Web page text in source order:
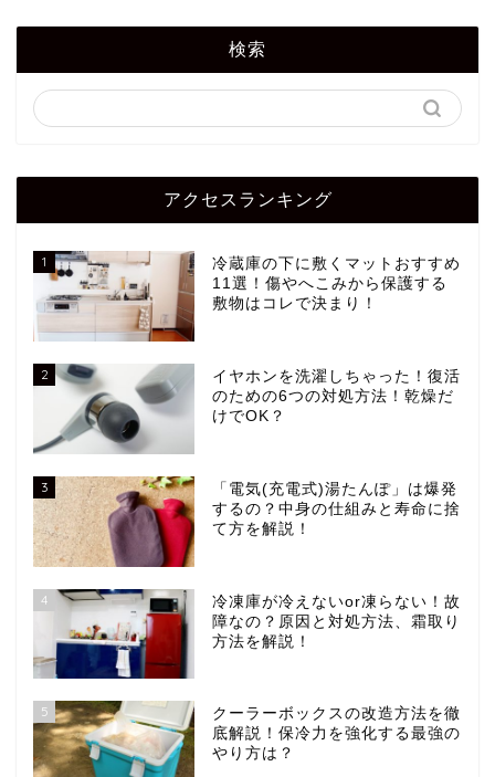
検索
アクセスランキング
1
冷蔵庫の下に敷くマットおすすめ
11選！傷やへこみから保護する
敷物はコレで決まり！
2
イヤホンを洗濯しちゃった！復活
のための6つの対処方法！乾燥だ
けでOK？
3
「電気(充電式)湯たんぽ」は爆発
するの？中身の仕組みと寿命に捨
て方を解説！
4
冷凍庫が冷えないor凍らない！故
障なの？原因と対処方法、霜取り
方法を解説！
5
クーラーボックスの改造方法を徹
底解説！保冷力を強化する最強の
やり方は？